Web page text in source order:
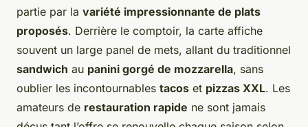
partie par la variété impressionnante de plats
proposés. Derrière le comptoir, la carte affiche
souvent un large panel de mets, allant du traditionnel
sandwich au panini gorgé de mozzarella, sans
oublier les incontournables tacos et pizzas XXL. Les
amateurs de restauration rapide ne sont jamais